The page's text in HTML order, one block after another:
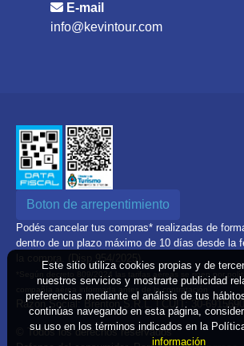
E-mail
info@kevintour.com
Boton de arrepentimiento
Podés cancelar tus compras* realizadas de
dentro de un plazo máximo de 10 días desde la
la compra. (Disp.954/2025)
*Según decreto 809/2024 las tarifas aéreas se rigen por
compañía aérea informada antes de la contratación
Razón Social: Brenton S.R.L. | CUIT: 30-
© Todos los derechos reservados
Este sitio utiliza cookies propias y de
nuestros servicios y mostrarte publicidad
preferencias mediante el análisis de tus
continúas navegando en esta página,
su uso en los términos indicados en la
información